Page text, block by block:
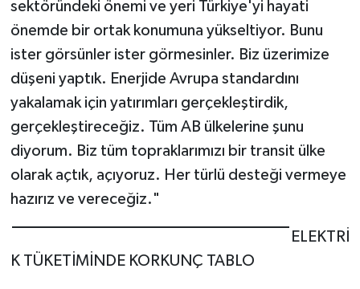
sektöründeki önemi ve yeri Türkiye'yi hayati
önemde bir ortak konumuna yükseltiyor. Bunu
ister görsünler ister görmesinler. Biz üzerimize
düşeni yaptık. Enerjide Avrupa standardını
yakalamak için yatırımları gerçekleştirdik,
gerçekleştireceğiz. Tüm AB ülkelerine şunu
diyorum. Biz tüm topraklarımızı bir transit ülke
olarak açtık, açıyoruz. Her türlü desteği vermeye
hazırız ve vereceğiz."
ELEKTRİ
K TÜKETİMİNDE KORKUNÇ TABLO